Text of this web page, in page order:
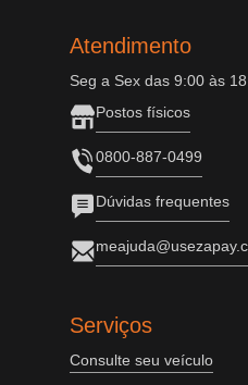
Atendimento
Seg a Sex das 9:00 às
Postos físicos
0800-887-0499
Dúvidas frequentes
Serviços
Consulte seu veículo